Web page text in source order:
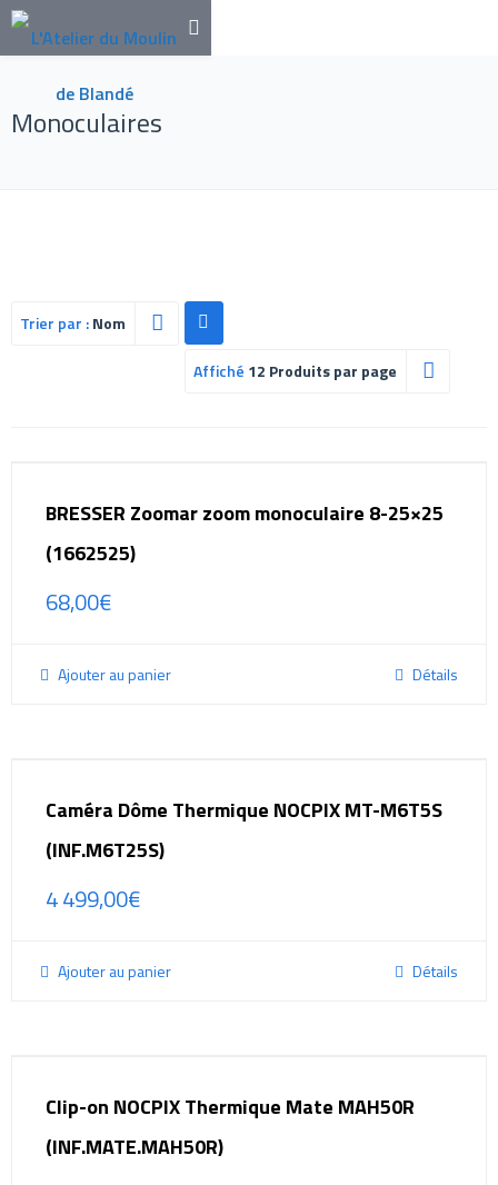
Monoculaires
Trier par :Nom
Affiché 12 Produits par page
BRESSER Zoomar zoom monoculaire 8-25×25
(1662525)
68,00€
Ajouter au panier Détails
Caméra Dôme Thermique NOCPIX MT-M6T5S
(INF.M6T25S)
4 499,00€
Ajouter au panier Détails
Clip-on NOCPIX Thermique Mate MAH50R
(INF.MATE.MAH50R)